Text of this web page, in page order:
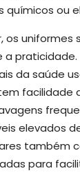
químicos ou
os uniformes
a
da saúde
facilidade
elevados
também
para